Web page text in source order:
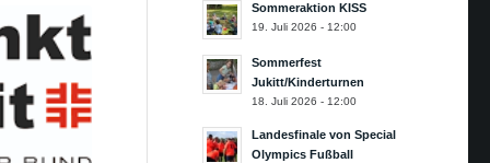
Sommeraktion KISS
19. Juli 2026 - 12:00
Sommerfest
Jukitt/Kinderturnen
18. Juli 2026 - 12:00
Landesfinale von Special
Olympics Fußball